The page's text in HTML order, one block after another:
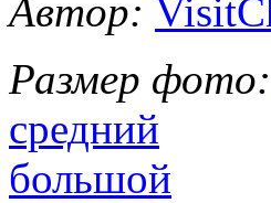
Автор:
Размер фото:
средний
большой